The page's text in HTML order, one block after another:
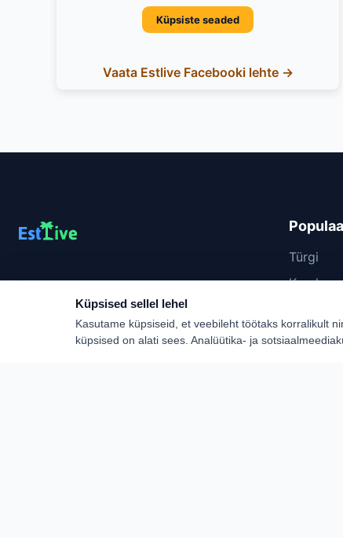
Küpsiste seaded
Vaata Estlive Facebooki lehte →
reisikorraldaja ja samas kõigi Eesti parimate
reisikorraldajate koostööpartner. Leia
pakettreis, ringreis või küsi personaalne
Türgi
Kreeka
Bulgaaria
Küpsised sellel lehel
Kasutame küpsiseid, et veebileht töötaks korralikult
küpsised on alati sees. Analüütika- ja